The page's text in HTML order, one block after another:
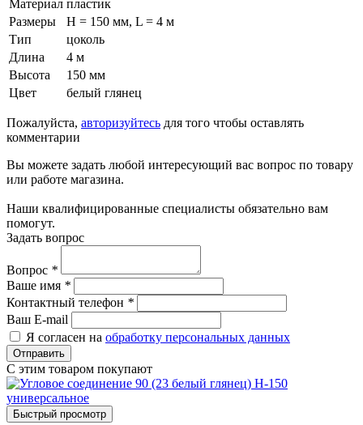
Материал пластик
Размеры
H = 150 мм, L = 4 м
Тип
цоколь
Длина
4 м
Высота
150 мм
Цвет
белый глянец
Пожалуйста, авторизуйтесь для того чтобы оставлять
комментарии
Вы можете задать любой интересующий вас вопрос по товару
или работе магазина.
Наши квалифицированные специалисты обязательно вам
помогут.
Задать вопрос
Вопрос *
Ваше имя *
Контактный телефон *
Ваш E-mail
Я согласен на обработку персональных данных
Отправить
С этим товаром покупают
Быстрый просмотр